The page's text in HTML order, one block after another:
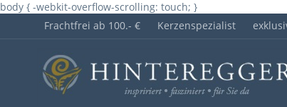
body { -webkit-overflow-scrolling: touch; }
Frachtfrei ab 100.- €
Kerzenspezialist